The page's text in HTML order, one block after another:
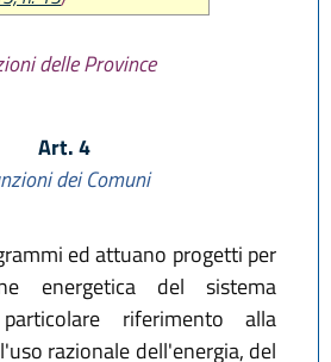
delle Province
Art. 4
dei Comuni
ed attuano progetti per
energetica del sistema
riferimento alla
razionale dell'energia, del